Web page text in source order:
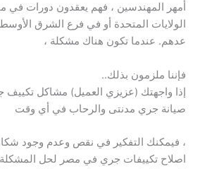
أمهر المهندسين ، فهم يعقدون دورات في
الولايات المتحدة أو في فرع الشرق
عدهم. عندما تكون هناك مشكلة ،
فإننا ملزمون بذلك..
إذا واجهتك (عزيزي العميل) مشاكل
صيانة جري مدنتى والرحاب في أي وقت
، فيمكنك التفكير في نقص وعدم وجود
اصلاح تكييفات جري في مصر لحل المشكلة